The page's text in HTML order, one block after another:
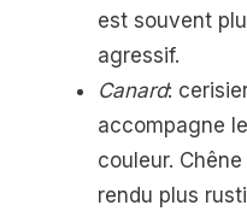
est souvent
agressif.
Canard:
accompagne
couleur.
rendu plus